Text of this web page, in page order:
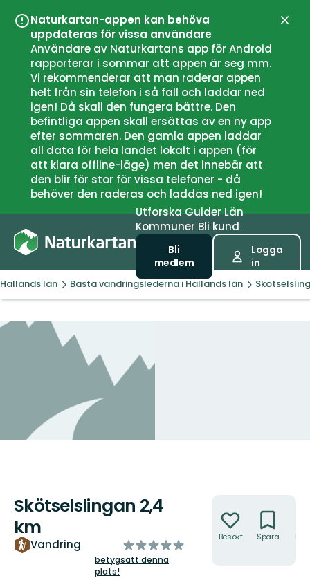
Naturkartan-appen kan behöva
uppdateras för vissa användare
Användare av Naturkartans app för Android
rapporterar i sommar att appen är seg mm.
Vi rekommenderar att man raderar appen
helt från sin telefon i så fall och laddar ned
igen! Då skall den fungera bättre. Den
befintliga appen skall ersättas av en ny app
efter sommaren. Den gamla appen laddar
all data för hela landet lokalt i appen (för
att klara offline-läge) men det innebär att
den blir för stor för vissa telefoner - då
behöver den raderas och laddas ned igen!
UtforskaGuiderLän
Kommuner Bli kund
Bli
medlem
Logga
in
Hallands län Bästa vandringslederna i Hallands län
Skötselslingan 2,4
km
Vandring
av
5
betygsätt denna
plats!
Besökt Spara